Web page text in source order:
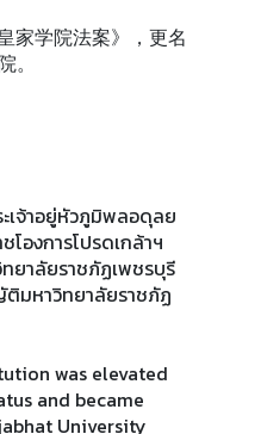
家学院法案》，更名
。
เจ้าอยู่หัวภูมิพลอดุลย
โองการโปรดเกล้าฯ
ยาลัยราชภัฏเพชรบุรี
มหาวิทยาลัยราชภัฏ
was elevated
and became
University